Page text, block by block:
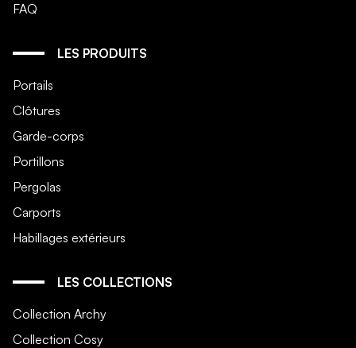
FAQ
LES PRODUITS
Portails
Clôtures
Garde-corps
Portillons
Pergolas
Carports
Habillages extérieurs
LES COLLECTIONS
Collection Archy
Collection Cosy